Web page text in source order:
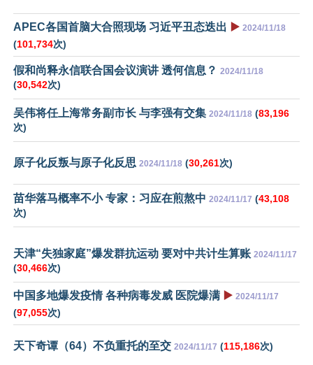
APEC各国首脑大合照现场 习近平丑态迭出 ▶️ 2024/11/18
(101,734次)
假和尚释永信联合国会议演讲 透何信息？ 2024/11/18
(30,542次)
吴伟将任上海常务副市长 与李强有交集 2024/11/18 (83,196
次)
原子化反叛与原子化反思 2024/11/18 (30,261次)
苗华落马概率不小 专家：习应在煎熬中 2024/11/17 (43,108
次)
天津“失独家庭”爆发群抗运动 要对中共计生算账 2024/11/17
(30,466次)
中国多地爆发疫情 各种病毒发威 医院爆满 ▶️ 2024/11/17
(97,055次)
天下奇谭（64）不负重托的至交 2024/11/17 (115,186次)